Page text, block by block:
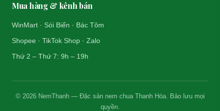
Mua hàng & kênh bán
WinMart · Sói Biển · Bác Tôm
Shopee · TikTok Shop · Zalo
Thứ 2 – Thứ 7: 9h – 19h
© 2026 NemThanh — Đặc sản nem chua Thanh Hóa. Bảo lưu mọi
quyền.